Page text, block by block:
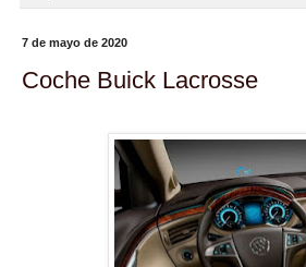
7 de mayo de 2020
Coche Buick Lacrosse